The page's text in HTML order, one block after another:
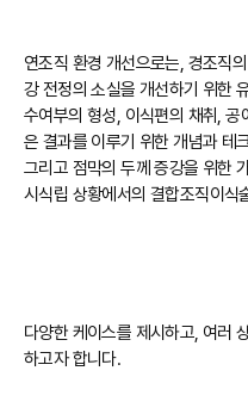
연조직 환경 개선으로는, 경조직
강 전정의 소실을 개선하기 위한
수여부의 형성, 이식편의 채취,
은 결과를 이루기 위한 개념과 테
그리고 점막의 두께 증강을 위한
시식립 상황에서의 결합조직이식
다양한 케이스를 제시하고, 여러
하고자 합니다.